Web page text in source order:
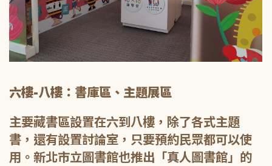
六樓-八樓：書庫區、主題展區
主要藏書區設置在六到八樓，除了各式主題
書，還有設置討論室，只要預約民眾都可以使
用。新北市立圖書館也推出「真人圖書館」的